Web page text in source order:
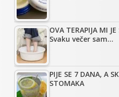
OVA TERAPIJA MI
Svaku večer sam…
PIJE SE 7 DANA, A
STOMAKA